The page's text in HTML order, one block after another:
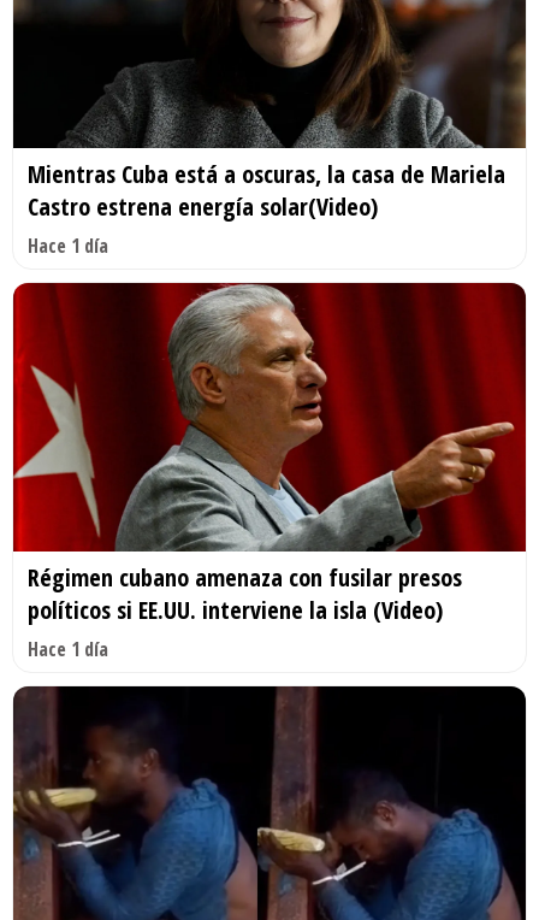
Mientras Cuba está a oscuras, la casa de Mariela
Castro estrena energía solar(Video)
Hace 1 día
Régimen cubano amenaza con fusilar presos
políticos si EE.UU. interviene la isla (Video)
Hace 1 día